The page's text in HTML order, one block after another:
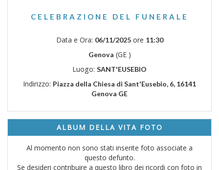
CELEBRAZIONE DEL FUNERALE
Data e Ora: 06/11/2025ore 11:30
Genova (GE )
Luogo: SANT'EUSEBIO
Indirizzo: Piazza della Chiesa di Sant'Eusebio, 6, 16141
Genova GE
ALBUM DELLA VITA FOTO
Al momento non sono stati inserite foto associate a
questo defunto.
Se desideri contribuire a questo libro dei ricordi con foto in